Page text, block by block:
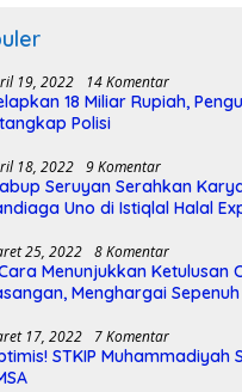
19, 2022 14 Komentar
18 Miliar Rupiah,
Polisi
18, 2022 9 Komentar
Seruyan Serahkan
Uno di Istiqlal Halal
25, 2022 8 Komentar
Menunjukkan Ketulusan
Menghargai
17, 2022 7 Komentar
STKIP Muhammadiyah